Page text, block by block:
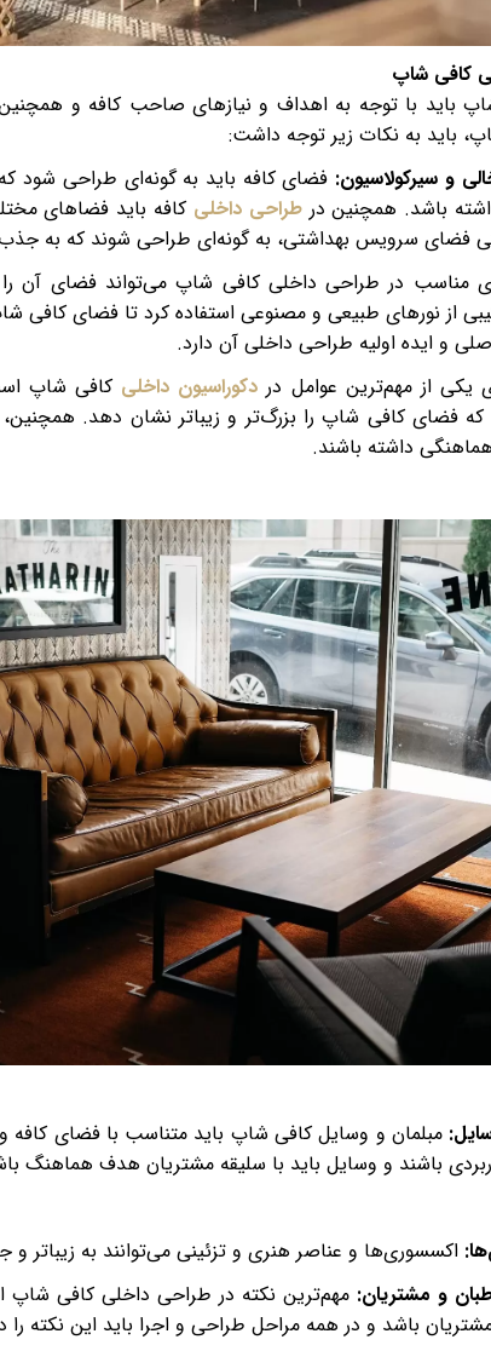
باید با توجه به اهداف و نیازهای صاحب کافه و
باید به نکات زیر توجه داشت:
فضای کافه باید به گونه‌ای طراحی شود
باشد. همچنین در طراحی داخلی کافه باید فضاهای
حتی فضای سرویس بهداشتی، به گونه‌ای طراحی شوند که به
مناسب در طراحی داخلی کافی شاپ می‌تواند فضای آن را
از نورهای طبیعی و مصنوعی استفاده کرد تا فضای کافی
و ایده اولیه طراحی داخلی آن دارد.
یکی از مهم‌ترین عوامل در دکوراسیون داخلی کافی شاپ
که فضای کافی شاپ را بزرگ‌تر و زیباتر نشان دهد. همچنین،
داشته باشند.
مبلمان و وسایل کافی شاپ باید متناسب با فضای
باشند و وسایل باید با سلیقه مشتریان هدف هماهنگ
اکسسوری‌ها و عناصر هنری و تزئینی می‌توانند به زیباتر
مهم‌ترین نکته در طراحی داخلی کافی شاپ
باشد و در همه مراحل طراحی و اجرا باید این نکته را